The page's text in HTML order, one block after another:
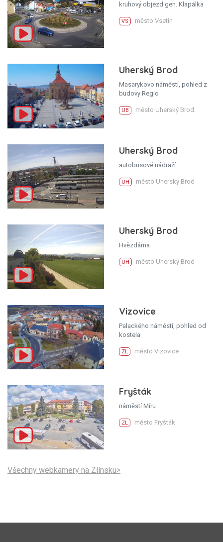
kruhový objezd gen. Klapálka
VS město Vsetín
Uherský Brod
Masarykovo náměstí, pohled z
budovy Regio
UB město Uherský Brod
Uherský Brod
autobusové nádraží
UH město Uherský Brod
Uherský Brod
Hvězdárna
UH město Uherský Brod
Vizovice
Palackého náměstí, pohled od
kostela
ZL město Vizovice
Fryšták
náměstí Míru
ZL město Fryšták
Všechny webkamery na Zlínsku>